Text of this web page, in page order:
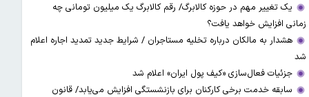
یک تغییر مهم در حوزه کالابرگ/ رقم کالابرگ یک میلیون تومانی چه
زمانی افزایش خواهد یافت؟
هشدار به مالکان درباره تخلیه مستاجران / شرایط جدید تمدید اجاره اعلام
شد
جزئیات فعال‌سازی «کیف پول ایران» اعلام شد
سابقه خدمت برخی کارکنان برای بازنشستگی افزایش می‌یابد/ قانون